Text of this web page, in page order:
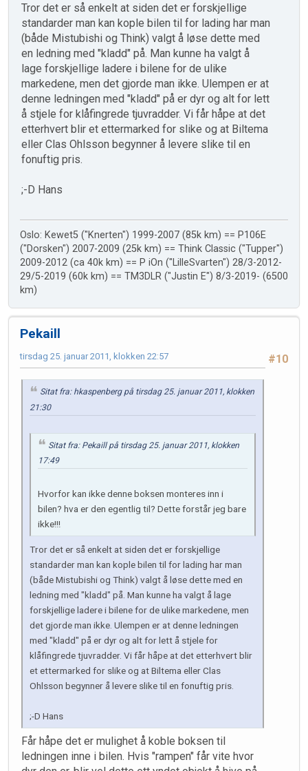
Tror det er så enkelt at siden det er forskjellige
standarder man kan kople bilen til for lading har man
(både Mistubishi og Think) valgt å løse dette med
en ledning med "kladd" på. Man kunne ha valgt å
lage forskjellige ladere i bilene for de ulike
markedene, men det gjorde man ikke. Ulempen er at
denne ledningen med "kladd" på er dyr og alt for lett
å stjele for klåfingrede tjuvradder. Vi får håpe at det
etterhvert blir et ettermarked for slike og at Biltema
eller Clas Ohlsson begynner å levere slike til en
fonuftig pris.
;-D Hans
Oslo: Kewet5 ("Knerten") 1999-2007 (85k km) == P106E
("Dorsken") 2007-2009 (25k km) == Think Classic ("Tupper")
2009-2012 (ca 40k km) == P iOn ("LilleSvarten") 28/3-2012-
29/5-2019 (60k km) == TM3DLR ("Justin E") 8/3-2019- (6500
km)
Pekaill
#10
tirsdag 25. januar 2011, klokken 22:57
Sitat fra: hkaspenberg på tirsdag 25. januar 2011, klokken
21:30
Sitat fra: Pekaill på tirsdag 25. januar 2011, klokken
17:49
Hvorfor kan ikke denne boksen monteres inn i
bilen? hva er den egentlig til? Dette forstår jeg bare
ikke!!!
Tror det er så enkelt at siden det er forskjellige
standarder man kan kople bilen til for lading har man
(både Mistubishi og Think) valgt å løse dette med en
ledning med "kladd" på. Man kunne ha valgt å lage
forskjellige ladere i bilene for de ulike markedene, men
det gjorde man ikke. Ulempen er at denne ledningen
med "kladd" på er dyr og alt for lett å stjele for
klåfingrede tjuvradder. Vi får håpe at det etterhvert blir
et ettermarked for slike og at Biltema eller Clas
Ohlsson begynner å levere slike til en fonuftig pris.
;-D Hans
Får håpe det er mulighet å koble boksen til
ledningen inne i bilen. Hvis "rampen" får vite hvor